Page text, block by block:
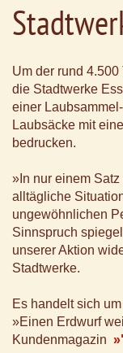
Um der rund
die Stadtwerke
einer
Laubsäcke mit
bedrucken.
»In nur einem
alltägliche
ungewöhnlichen
Sinnspruch
unserer Aktion
Stadtwerke.
Es handelt sich
»Einen Erdwurf
Kundenmagazin